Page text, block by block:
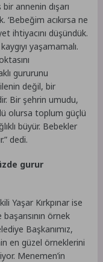
annenin dışarı
‘Bebeğim acıkırsa ne
ihtiyacını düşündük.
yaşamamalı.
gururunu
değil, bir
Bir şehrin umudu,
olursa toplum güçlü
büyür. Bebekler
dedi.
gurur
Yaşar Kırkpınar ise
örnek
Başkanımız,
en güzel örneklerini
Menemen’in